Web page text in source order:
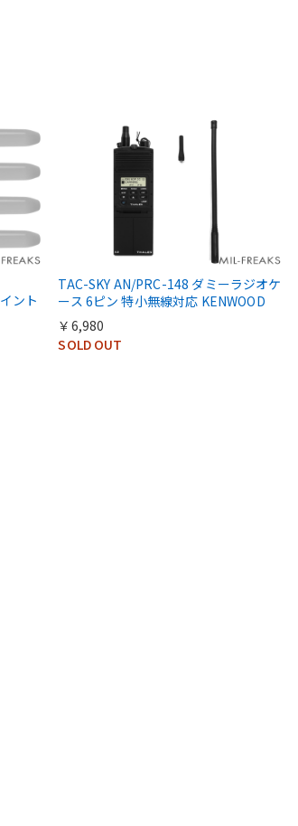
ント
TAC-SKY AN/PRC-148 ダミーラジオケ
ース 6ピン 特小無線対応 KENWOOD
￥6,980
SOLD OUT